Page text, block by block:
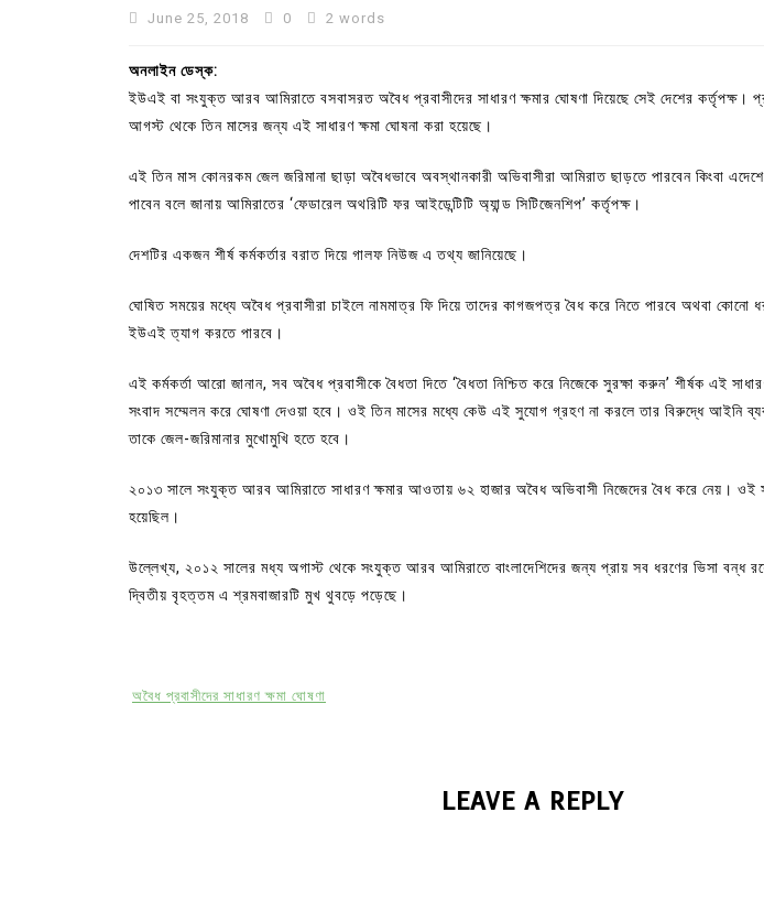
June 25, 2018 0 2 words
অনলাইন ডেস্ক:
ইউএই বা সংযুক্ত আরব আমিরাতে বসবাসরত অবৈধ প্রবাসীদের সাধারণ ক্ষমার ঘোষণা দিয়েছে সেই দেশের কর্তৃপক্ষ।
আগস্ট থেকে তিন মাসের জন্য এই সাধারণ ক্ষমা ঘোষনা করা হয়েছে।
এই তিন মাস কোনরকম জেল জরিমানা ছাড়া অবৈধভাবে অবস্থানকারী অভিবাসীরা আমিরাত ছাড়তে পারবেন কিংবা
পাবেন বলে জানায় আমিরাতের ‘ফেডারেল অথরিটি ফর আইডেন্টিটি অ্যান্ড সিটিজেনশিপ’ কর্তৃপক্ষ।
দেশটির একজন শীর্ষ কর্মকর্তার বরাত দিয়ে গালফ নিউজ এ তথ্য জানিয়েছে।
ঘোষিত সময়ের মধ্যে অবৈধ প্রবাসীরা চাইলে নামমাত্র ফি দিয়ে তাদের কাগজপত্র বৈধ করে নিতে পারবে অথবা কোনো
ইউএই ত্যাগ করতে পারবে।
এই কর্মকর্তা আরো জানান, সব অবৈধ প্রবাসীকে বৈধতা দিতে ‘বৈধতা নিশ্চিত করে নিজেকে সুরক্ষা করুন’ শীর্ষক এই
সংবাদ সম্মেলন করে ঘোষণা দেওয়া হবে। ওই তিন মাসের মধ্যে কেউ এই সুযোগ গ্রহণ না করলে তার বিরুদ্ধে আইনি
তাকে জেল-জরিমানার মুখোমুখি হতে হবে।
২০১৩ সালে সংযুক্ত আরব আমিরাতে সাধারণ ক্ষমার আওতায় ৬২ হাজার অবৈধ অভিবাসী নিজেদের বৈধ করে নেয়। ওই
হয়েছিল।
উল্লেখ্য, ২০১২ সালের মধ্য অগাস্ট থেকে সংযুক্ত আরব আমিরাতে বাংলাদেশিদের জন্য প্রায় সব ধরণের ভিসা বন্ধ
দ্বিতীয় বৃহত্তম এ শ্রমবাজারটি মুখ থুবড়ে পড়েছে।
অবৈধ প্রবাসীদের সাধারণ ক্ষমা ঘোষণা
LEAVE A REPLY
Uncategorized
কুমিল্লা প্রেস ক্লাবের নির্বাচন আজ; ১৭টি
পদের জন্য ৩৩ জন প্রার্থী ভোটযুদ্ধে
July 30, 2026 0 3 words
In Uncategorized
ছাত্রসমাজ-
August 6, 2026